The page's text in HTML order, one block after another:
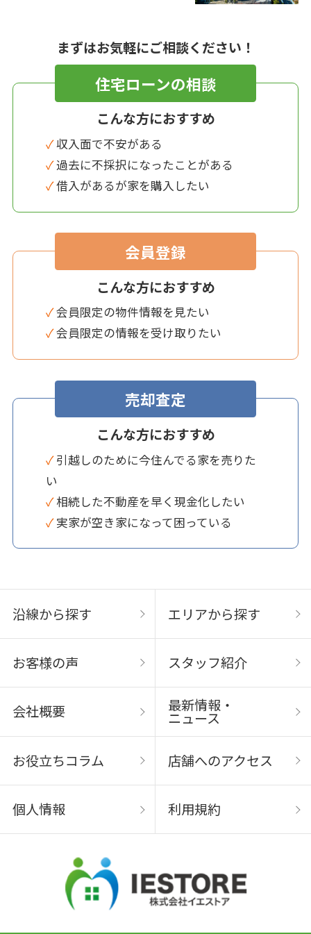
まずはお気軽にご相談ください！
住宅ローンの相談
こんな方におすすめ
✓ 収入面で不安がある
✓ 過去に不採択になったことがある
✓ 借入があるが家を購入したい
会員登録
こんな方におすすめ
✓ 会員限定の物件情報を見たい
✓ 会員限定の情報を受け取りたい
売却査定
こんな方におすすめ
✓ 引越しのために今住んでる家を売りた
い
✓ 相続した不動産を早く現金化したい
✓ 実家が空き家になって困っている
沿線から探す エリアから探す
お客様の声 スタッフ紹介
会社概要 最新情報・
ニュース
お役立ちコラム 店舗へのアクセス
個人情報 利用規約